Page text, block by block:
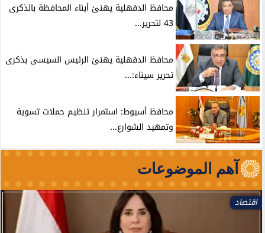
محافظ الدقهلية يهنئ أبناء المحافظة بالذكرى
43 لتحرير...
محافظ الدقهلية يهنئ الرئيس السيسى بذكرى
تحرير سيناء:...
محافظ أسيوط: استمرار تنظيم حملات تسوية
وتمهيد الشوارع...
آهم الموضوعات
اقتصاد